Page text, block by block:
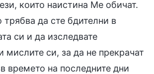
които наистина Ме обичат.
трябва да сте бдителни в
си и да изследвате
мислите си, за да не прекрачат
времето на последните дни